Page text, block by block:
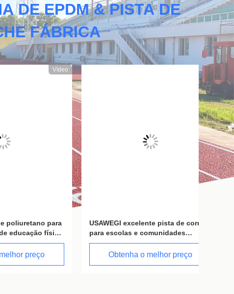
DE EPDM & PISTA DE
FÁBRICA
para
física
USAWEGI excelente pista de corrida
para escolas e comunidades
desenvolvimentos desportivos com
orientação técnica
Obtenha o melhor preço